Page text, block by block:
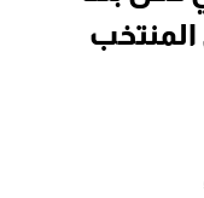
المنتخب